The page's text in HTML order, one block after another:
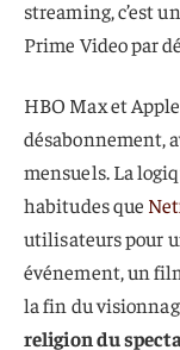
streaming, c’est
Prime Video par
HBO Max et
désabonnement,
mensuels. La
habitudes que
utilisateurs pour
événement, un
la fin du
religion du